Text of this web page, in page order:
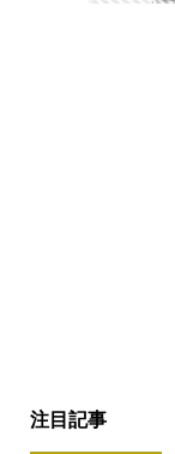
注目記事